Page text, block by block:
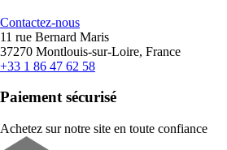
Contactez-nous
11 rue Bernard Maris
37270 Montlouis-sur-Loire, France
+33 1 86 47 62 58
Paiement sécurisé
Achetez sur notre site en toute confiance